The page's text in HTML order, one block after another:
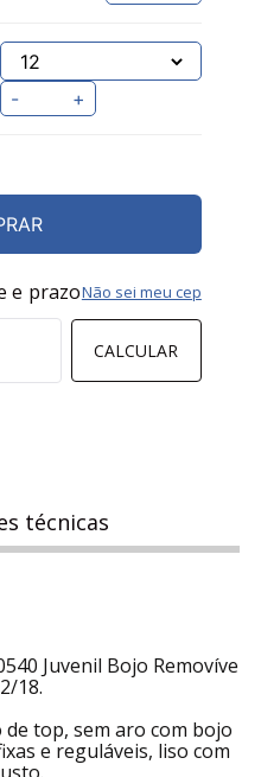
- +
e prazo
CALCULAR
Não sei meu cep
técnicas
Juvenil Bojo Removíve
18.
top, sem aro com bojo
e reguláveis, liso com